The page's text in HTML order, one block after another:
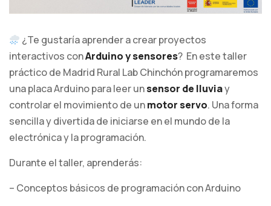
¿Te gustaría aprender a crear proyectos
interactivos conArduino y sensores? En este taller
práctico de Madrid Rural Lab Chinchón programaremos
una placa Arduino para leer unsensor de lluviay
controlar el movimiento de unmotor servo. Una forma
sencilla y divertida de iniciarse en el mundo de la
electrónica y la programación.
Durante el taller, aprenderás:
– Conceptos básicos de programación con Arduino